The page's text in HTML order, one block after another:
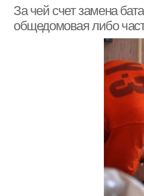
За чей счет замена
общедомовая либо